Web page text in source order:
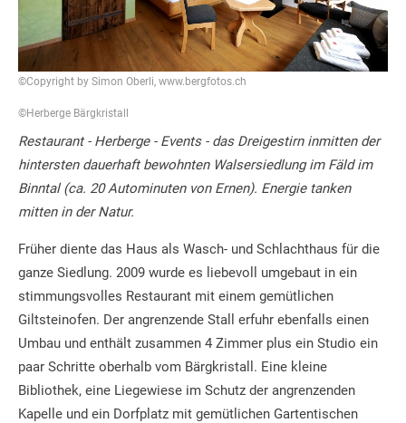
©Copyright by Simon Oberli, www.bergfotos.ch
©Herberge Bärgkristall
Restaurant - Herberge - Events - das Dreigestirn inmitten der
hintersten dauerhaft bewohnten Walsersiedlung im Fäld im
Binntal (ca. 20 Autominuten von Ernen). Energie tanken
mitten in der Natur.
Früher diente das Haus als Wasch- und Schlachthaus für die
ganze Siedlung. 2009 wurde es liebevoll umgebaut in ein
stimmungsvolles Restaurant mit einem gemütlichen
Giltsteinofen. Der angrenzende Stall erfuhr ebenfalls einen
Umbau und enthält zusammen 4 Zimmer plus ein Studio ein
paar Schritte oberhalb vom Bärgkristall. Eine kleine
Bibliothek, eine Liegewiese im Schutz der angrenzenden
Kapelle und ein Dorfplatz mit gemütlichen Gartentischen